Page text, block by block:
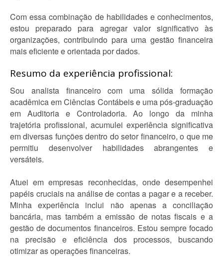
Com essa combinação de habilidades e conhecimentos,
estou preparado para agregar valor significativo às
organizações, contribuindo para uma gestão financeira
mais eficiente e orientada por dados.
Resumo da experiência profissional:
Sou analista financeiro com uma sólida formação
acadêmica em Ciências Contábeis e uma pós-graduação
em Auditoria e Controladoria. Ao longo da minha
trajetória profissional, acumulei experiência significativa
em diversas funções dentro do setor financeiro, o que me
permitiu desenvolver habilidades abrangentes e
versáteis.
Atuei em empresas reconhecidas, onde desempenhei
papéis cruciais na análise de contas a pagar e a receber.
Minha experiência inclui não apenas a conciliação
bancária, mas também a emissão de notas fiscais e a
gestão de documentos financeiros. Estou sempre focado
na precisão e eficiência dos processos, buscando
otimizar as operações financeiras.